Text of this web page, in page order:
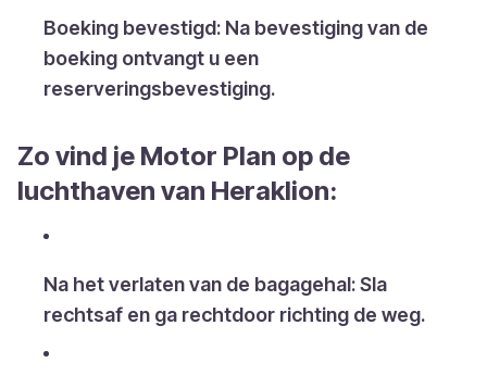
Boeking bevestigd: Na bevestiging van de
boeking ontvangt u een
reserveringsbevestiging.
Zo vind je Motor Plan op de
luchthaven van Heraklion:
Na het verlaten van de bagagehal: Sla
rechtsaf en ga rechtdoor richting de weg.